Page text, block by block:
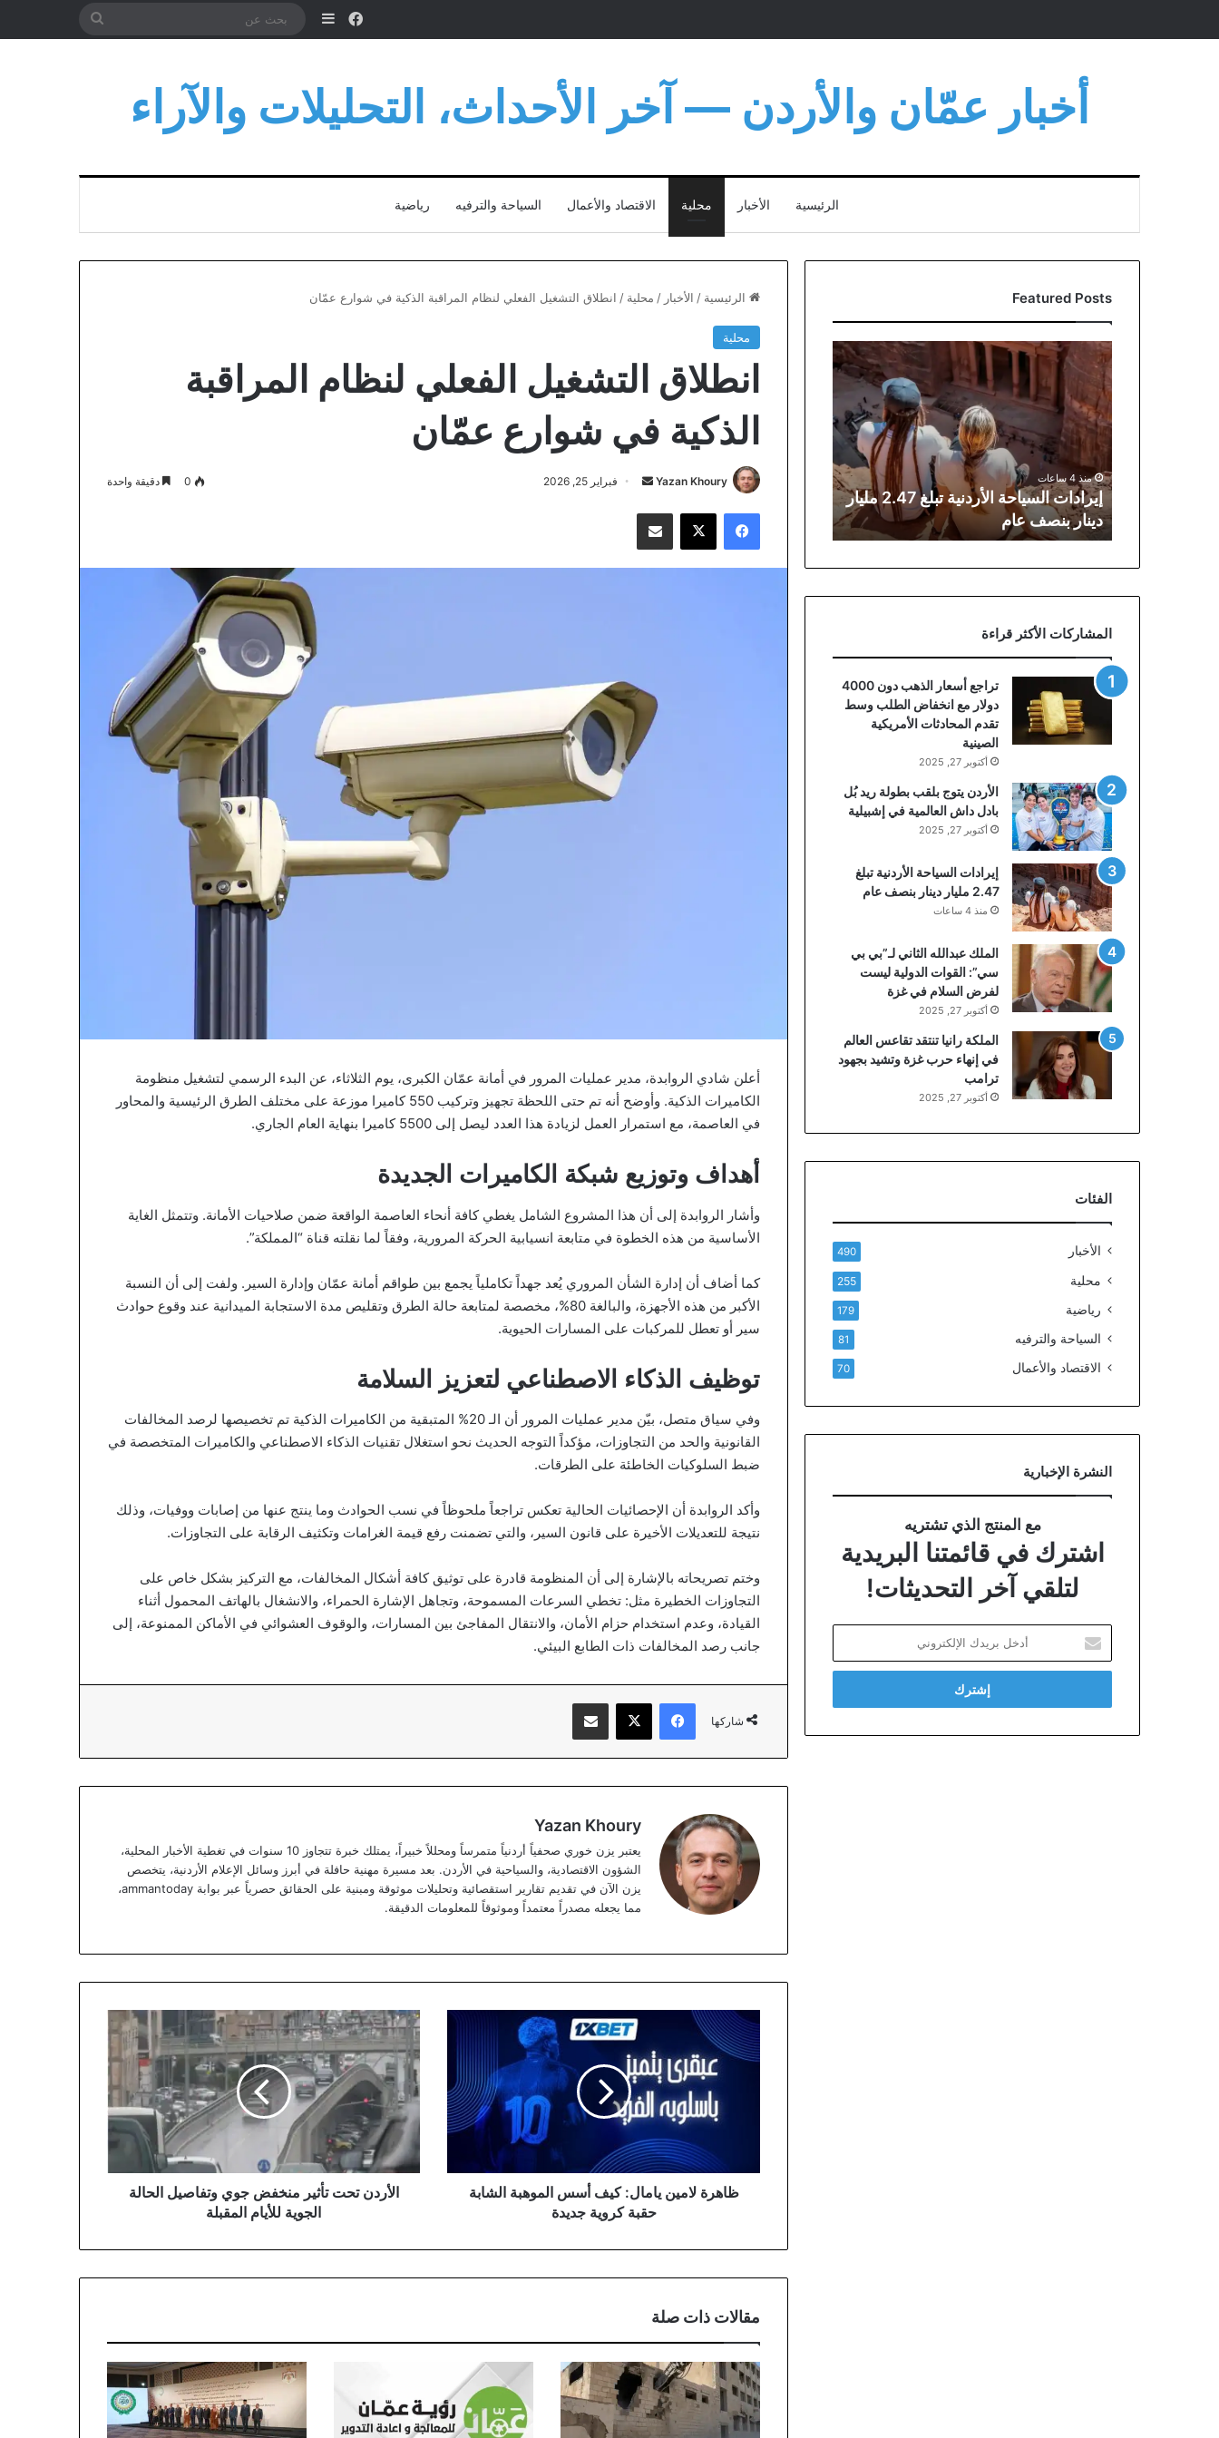
فيسبوكإضافة عمود جانبي
بحث
أخبار عمّان والأردن — آخر الأحداث، التحليلات والآراء
الرئيسية الأخبار محلية الاقتصاد والأعمال السياحة والترفيه رياضية
الرئيسية / الأخبار / محلية / انطلاق التشغيل الفعلي لنظام المراقبة الذكية في شوارع عمّان
محلية
انطلاق التشغيل الفعلي لنظام المراقبة
الذكية في شوارع عمّان
Yazan Khoury
أرسل فبراير 25, 2026 0 دقيقة واحدة
فيسبوك ‫X مشاركة عبر البريد
أعلن شادي الروابدة، مدير عمليات المرور في أمانة عمّان الكبرى، يوم الثلاثاء، عن البدء الرسمي لتشغيل منظومة
الكاميرات الذكية. وأوضح أنه تم حتى اللحظة تجهيز وتركيب 550 كاميرا موزعة على مختلف الطرق الرئيسية والمحاور
في العاصمة، مع استمرار العمل لزيادة هذا العدد ليصل إلى 5500 كاميرا بنهاية العام الجاري.
أهداف وتوزيع شبكة الكاميرات الجديدة
وأشار الروابدة إلى أن هذا المشروع الشامل يغطي كافة أنحاء العاصمة الواقعة ضمن صلاحيات الأمانة. وتتمثل الغاية
الأساسية من هذه الخطوة في متابعة انسيابية الحركة المرورية، وفقاً لما نقلته قناة “المملكة”.
كما أضاف أن إدارة الشأن المروري يُعد جهداً تكاملياً يجمع بين طواقم أمانة عمّان وإدارة السير. ولفت إلى أن النسبة
الأكبر من هذه الأجهزة، والبالغة 80%، مخصصة لمتابعة حالة الطرق وتقليص مدة الاستجابة الميدانية عند وقوع حوادث
سير أو تعطل للمركبات على المسارات الحيوية.
توظيف الذكاء الاصطناعي لتعزيز السلامة
وفي سياق متصل، بيّن مدير عمليات المرور أن الـ 20% المتبقية من الكاميرات الذكية تم تخصيصها لرصد المخالفات
القانونية والحد من التجاوزات، مؤكداً التوجه الحديث نحو استغلال تقنيات الذكاء الاصطناعي والكاميرات المتخصصة في
ضبط السلوكيات الخاطئة على الطرقات.
وأكد الروابدة أن الإحصائيات الحالية تعكس تراجعاً ملحوظاً في نسب الحوادث وما ينتج عنها من إصابات ووفيات، وذلك
نتيجة للتعديلات الأخيرة على قانون السير، والتي تضمنت رفع قيمة الغرامات وتكثيف الرقابة على التجاوزات.
وختم تصريحاته بالإشارة إلى أن المنظومة قادرة على توثيق كافة أشكال المخالفات، مع التركيز بشكل خاص على
التجاوزات الخطيرة مثل: تخطي السرعات المسموحة، وتجاهل الإشارة الحمراء، والانشغال بالهاتف المحمول أثناء
القيادة، وعدم استخدام حزام الأمان، والانتقال المفاجئ بين المسارات، والوقوف العشوائي في الأماكن الممنوعة، إلى
جانب رصد المخالفات ذات الطابع البيئي.
شاركها
فيسبوك ‫X مشاركة عبر البريد
Yazan Khoury
يعتبر يزن خوري صحفياً أردنياً متمرساً ومحللاً خبيراً، يمتلك خبرة تتجاوز 10 سنوات في تغطية الأخبار المحلية،
الشؤون الاقتصادية، والسياحية في الأردن. بعد مسيرة مهنية حافلة في أبرز وسائل الإعلام الأردنية، يتخصص
يزن الآن في تقديم تقارير استقصائية وتحليلات موثوقة ومبنية على الحقائق حصرياً عبر بوابة ammantoday،
مما يجعله مصدراً معتمداً وموثوقاً للمعلومات الدقيقة.
ظاهرة
لامين
يامال:
كروية
جديدةظاهرة لامين يامال: كيف أسس الموهبة الشابة
حقبة كروية جديدة
الأردن
تحت
تأثير
منخفض
جوي
وتفاصيل
الحالة
الجوية
للأيام
المقبلةالأردن تحت تأثير منخفض جوي وتفاصيل الحالة
الجوية للأيام المقبلة
مقالات ذات صلة
Featured Posts
إيرادات
السياحة
الأردنية
تبلغ
2.47
مليار
بنصف
عام
منذ 4 ساعات
إيرادات السياحة الأردنية تبلغ 2.47 مليار
دينار بنصف عام
المشاركات الأكثر قراءة
تراجع أسعار الذهب دون 4000
دولار مع انخفاض الطلب وسط
تقدم المحادثات الأمريكية
الصينية
أكتوبر 27, 2025
الأردن يتوج بلقب بطولة ريد بُل
بادل داش العالمية في إشبيلية
أكتوبر 27, 2025
إيرادات السياحة الأردنية تبلغ
2.47 مليار دينار بنصف عام
منذ 4 ساعات
الملك عبدالله الثاني لـ”بي بي
سي”: القوات الدولية ليست
لفرض السلام في غزة
أكتوبر 27, 2025
الملكة رانيا تنتقد تقاعس العالم
في إنهاء حرب غزة وتشيد بجهود
ترامب
أكتوبر 27, 2025
الفئات
الأخبار 490
محلية 255
رياضية 179
السياحة والترفيه 81
الاقتصاد والأعمال 70
النشرة الإخبارية
مع المنتج الذي تشتريه
اشترك في قائمتنا البريدية
لتلقي آخر التحديثات!
بريدك
الإلكتروني